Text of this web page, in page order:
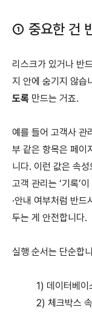
① 중요한 건
리스크가 있거나 반
지 안에 숨기지 않습
도록 만드는 거죠.
예를 들어 고객사 관
부 같은 항목은 페이
니다. 이런 값은 속
고객 관리는 ‘기록’
·안내 여부처럼 반
두는 게 안전합니다.
실행 순서는 단순합
1) 데이터베이
2) 체크박스